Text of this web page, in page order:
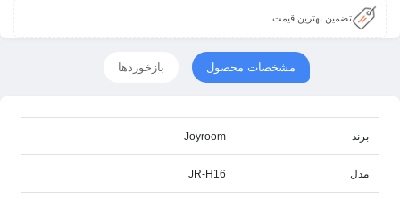
تضمین بهترین قیمت
مشخصات محصول بازخوردها
برند Joyroom
مدل JR-H16